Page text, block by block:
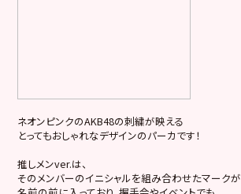
ネオンピンクのAKB48の刺繍が映える
とってもおしゃれなデザインのパーカです！
推しメンver.は、
そのメンバーのイニシャルを組み合わせたマークが